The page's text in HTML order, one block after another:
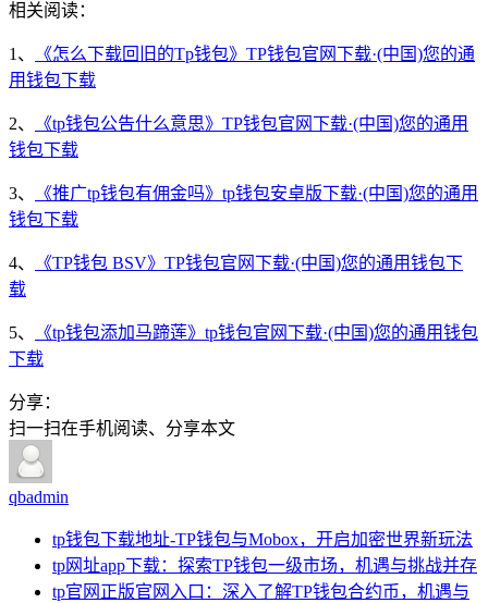
相关阅读：
1、
《怎么下载回旧的Tp钱包》TP钱包官网下载·(中国)您的通
用钱包下载
2、
《tp钱包公告什么意思》TP钱包官网下载·(中国)您的通用
钱包下载
3、
《推广tp钱包有佣金吗》tp钱包安卓版下载·(中国)您的通用
钱包下载
4、
《TP钱包 BSV》TP钱包官网下载·(中国)您的通用钱包下
载
5、
《tp钱包添加马蹄莲》tp钱包官网下载·(中国)您的通用钱包
下载
分享：
扫一扫在手机阅读、分享本文
qbadmin
tp钱包下载地址-TP钱包与Mobox，开启加密世界新玩法
tp网址app下载：探索TP钱包一级市场，机遇与挑战并存
tp官网正版官网入口：深入了解TP钱包合约币，机遇与